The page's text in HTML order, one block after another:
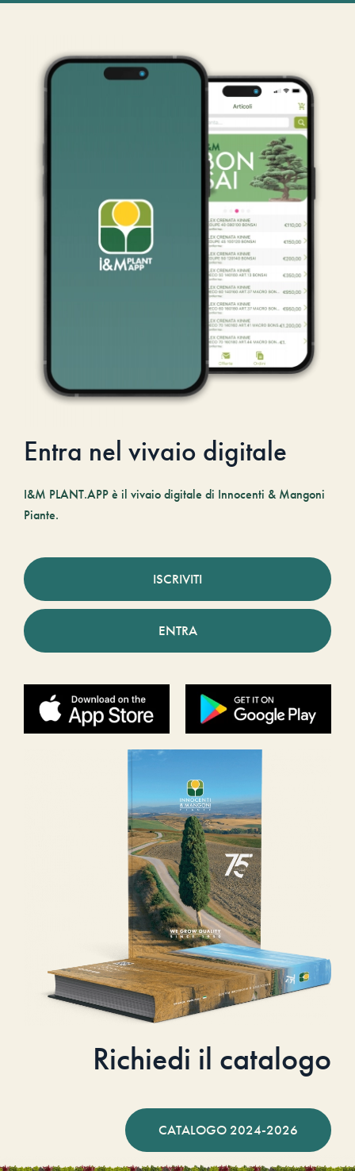
Entra nel vivaio digitale
I&M PLANT.APP è il vivaio digitale di Innocenti & Mangoni
Piante.
ISCRIVITI
ENTRA
Richiedi il catalogo
CATALOGO 2024-2026